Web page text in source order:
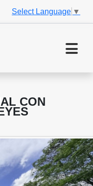
Select Language ▼
CON